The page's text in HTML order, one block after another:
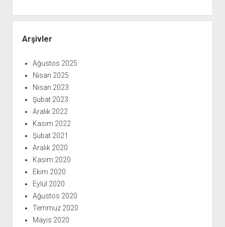
Arşivler
Ağustos 2025
Nisan 2025
Nisan 2023
Şubat 2023
Aralık 2022
Kasım 2022
Şubat 2021
Aralık 2020
Kasım 2020
Ekim 2020
Eylül 2020
Ağustos 2020
Temmuz 2020
Mayıs 2020